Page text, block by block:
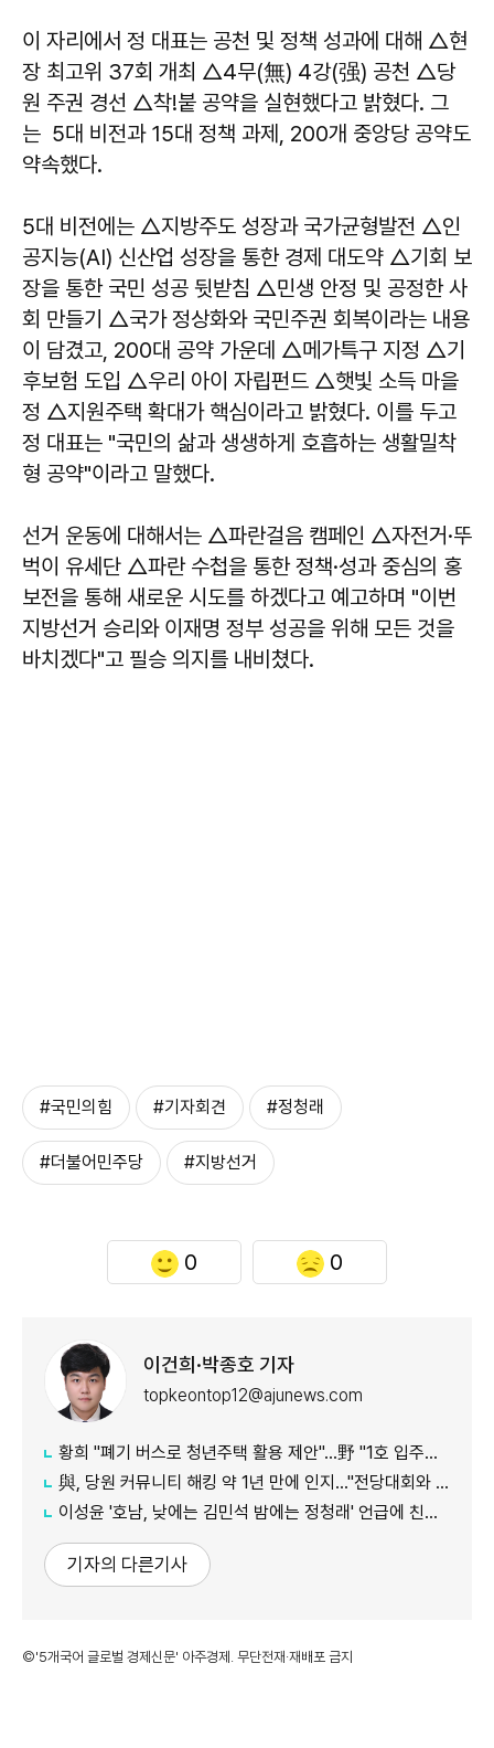
이 자리에서 정 대표는 공천 및 정책 성과에 대해 △현
장 최고위 37회 개최 △4무(無) 4강(强) 공천 △당
원 주권 경선 △착!붙 공약을 실현했다고 밝혔다. 그
는 5대 비전과 15대 정책 과제, 200개 중앙당 공약도
약속했다.
5대 비전에는 △지방주도 성장과 국가균형발전 △인
공지능(AI) 신산업 성장을 통한 경제 대도약 △기회 보
장을 통한 국민 성공 뒷받침 △민생 안정 및 공정한 사
회 만들기 △국가 정상화와 국민주권 회복이라는 내용
이 담겼고, 200대 공약 가운데 △메가특구 지정 △기
후보험 도입 △우리 아이 자립펀드 △햇빛 소득 마을
정 △지원주택 확대가 핵심이라고 밝혔다. 이를 두고
정 대표는 "국민의 삶과 생생하게 호흡하는 생활밀착
형 공약"이라고 말했다.
선거 운동에 대해서는 △파란걸음 캠페인 △자전거·뚜
벅이 유세단 △파란 수첩을 통한 정책·성과 중심의 홍
보전을 통해 새로운 시도를 하겠다고 예고하며 "이번
지방선거 승리와 이재명 정부 성공을 위해 모든 것을
바치겠다"고 필승 의지를 내비쳤다.
#국민의힘 #기자회견 #정청래
#더불어민주당 #지방선거
0 0
이건희·박종호 기자
topkeontop12@ajunews.com
황희 "폐기 버스로 청년주택 활용 제안"…野 "1호 입주하라"
與, 당원 커뮤니티 해킹 약 1년 만에 인지…"전당대회와 무관"
이성윤 '호남, 낮에는 김민석 밤에는 정청래' 언급에 친명계 반발…"한심한 수준"
기자의 다른기사
©'5개국어 글로벌 경제신문' 아주경제. 무단전재·재배포 금지